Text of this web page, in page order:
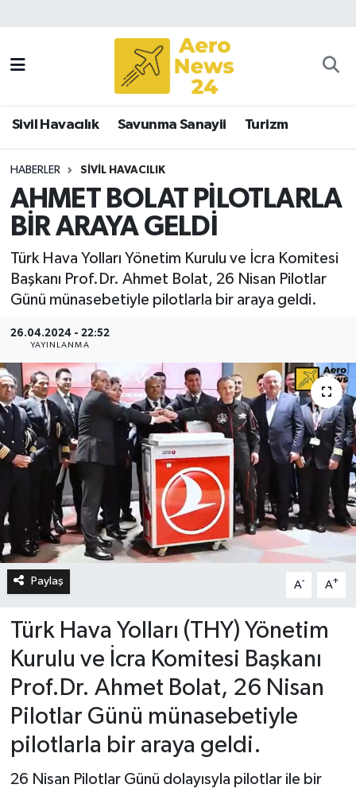
Sivil Havacılık Savunma Sanayii Turizm
HABERLER SIVIL HAVACILIK
AHMET BOLAT PİLOTLARLA
BİR ARAYA GELDİ
Türk Hava Yolları Yönetim Kurulu ve İcra Komitesi
Başkanı Prof.Dr. Ahmet Bolat, 26 Nisan Pilotlar
Günü münasebetiyle pilotlarla bir araya geldi.
26.04.2024 - 22:52
YAYINLANMA
Paylaş A- A+
Türk Hava Yolları (THY) Yönetim
Kurulu ve İcra Komitesi Başkanı
Prof.Dr. Ahmet Bolat, 26 Nisan
Pilotlar Günü münasebetiyle
pilotlarla bir araya geldi.
26 Nisan Pilotlar Günü dolayısyla pilotlar ile bir